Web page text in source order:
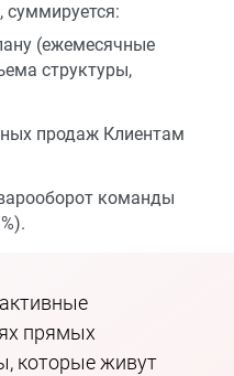
суммируется:
(ежемесячные
структуры,
продаж Клиентам
команды
прямых
которые живут